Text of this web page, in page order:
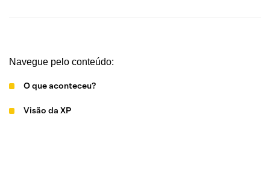
Navegue pelo conteúdo:
O que aconteceu?
Visão da XP